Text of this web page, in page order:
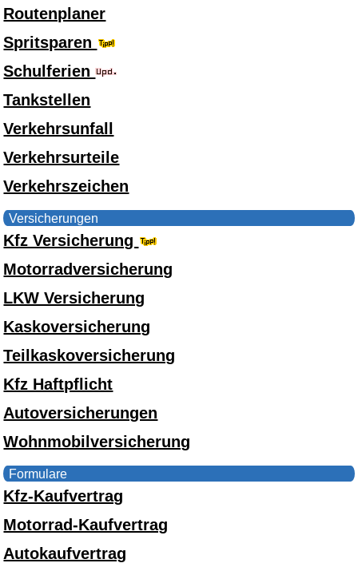
Routenplaner
Spritsparen
Schulferien
Tankstellen
Verkehrsunfall
Verkehrsurteile
Verkehrszeichen
Versicherungen
Kfz Versicherung
Motorradversicherung
LKW Versicherung
Kaskoversicherung
Teilkaskoversicherung
Kfz Haftpflicht
Autoversicherungen
Wohnmobilversicherung
Formulare
Kfz-Kaufvertrag
Motorrad-Kaufvertrag
Autokaufvertrag